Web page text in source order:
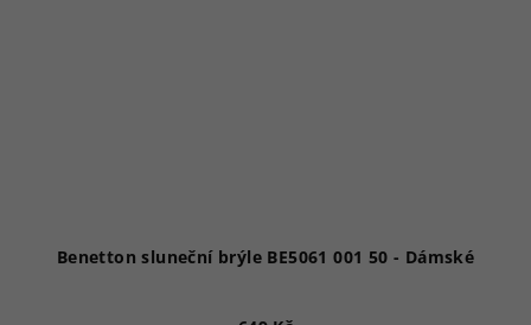
Benetton sluneční brýle BE5061 001 50 - Dámské